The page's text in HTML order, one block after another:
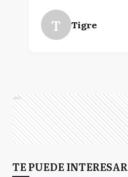
T Tigre
Ads
TE PUEDE INTERESAR